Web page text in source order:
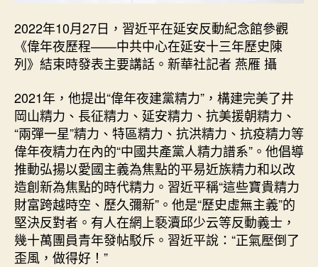
2022年10月27日，習近平在延安反動紀念館參觀
《偉年夜歷程——中共中心在延安十三年歷史陳
列》結束時發表主要講話。新華社記者 燕雁 攝
2021年，他提出“偉年夜建黨精力”，構建完美了井
岡山精力、長征精力、延安精力、抗美援朝精力、
“兩彈一星”精力、特區精力、抗洪精力、抗疫精力等
偉年夜精力在內的“中國共產黨人精力譜系”。他倡導
推動弘揚以愛國主義為焦點的平易近族精力和以改
造創新為焦點的時代精力。習近平稱“這些寶貴精力
財富跨越時空、歷久彌新”。他是“歷史虛無主義”的
堅決反對者。有人在網上褻瀆邱少云等反動義士，
幾十萬團員青年發帖駁斥。習近平說：“正氣壓倒了
歪風，做得好！”